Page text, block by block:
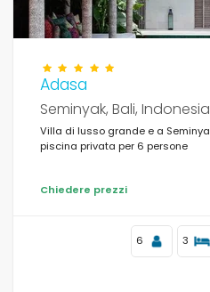
Supplementare
Adasa
Seminyak, Bali, Indonesia
Villa di lusso grande e a Seminyak, Bali, in Indonesia con
piscina privata per 6 persone
Chiedere prezzi
6 3